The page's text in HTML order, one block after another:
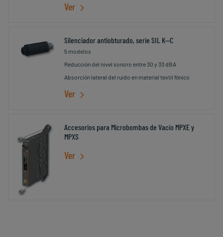
Ver
Silenciador antiobturado, serie SIL K--C
5 modelos
Reducción del nivel sonoro entre 30 y 33 dBA
Absorción lateral del ruido en material textil fónico
Ver
Accesorios para Microbombas de Vacío MPXE y
MPXS
Ver